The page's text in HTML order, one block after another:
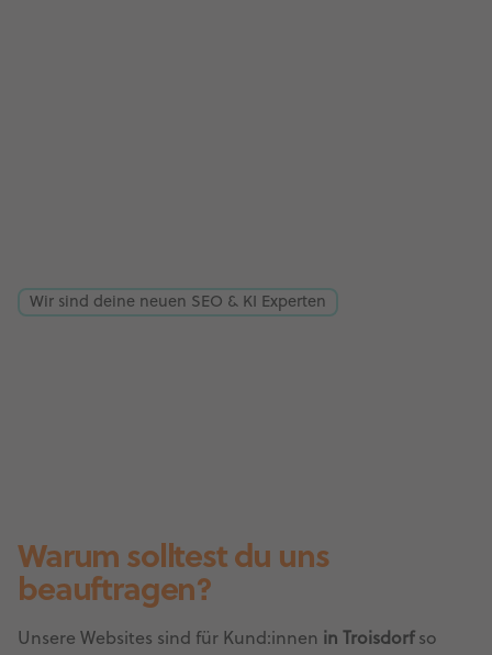
Wir sind deine neuen SEO & KI Experten
Warum solltest du uns
beauftragen?
Unsere Websites sind für Kund:innen in Troisdorfso